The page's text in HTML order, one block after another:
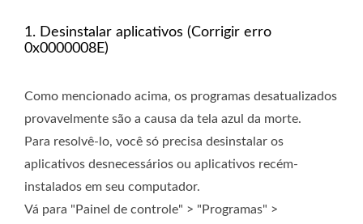
1. Desinstalar aplicativos (Corrigir erro
0x0000008E)
Como mencionado acima, os programas desatualizados
provavelmente são a causa da tela azul da morte.
Para resolvê-lo, você só precisa desinstalar os
aplicativos desnecessários ou aplicativos recém-
instalados em seu computador.
Vá para "Painel de controle" > "Programas" >